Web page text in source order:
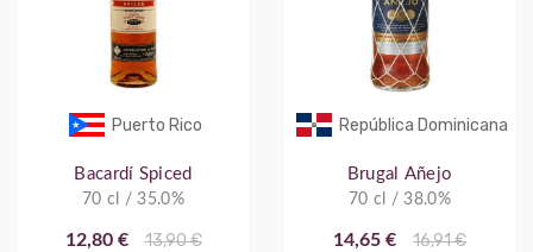
Puerto Rico
Bacardí Spiced
70 cl / 35.0%
12,80 € 13,90 €
República Dominicana
Brugal Añejo
70 cl / 38.0%
14,65 € 16,91 €